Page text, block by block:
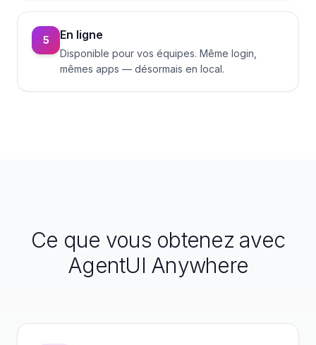
5 En ligne
Disponible pour vos équipes. Même login,
mêmes apps — désormais en local.
Ce que vous obtenez avec
AgentUI Anywhere